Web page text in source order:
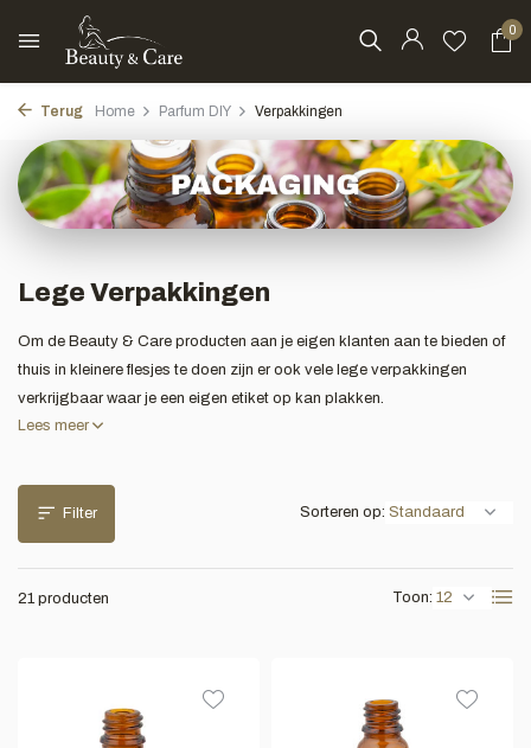
0
Terug Home Parfum DIY Verpakkingen
Lege Verpakkingen
Om de Beauty & Care producten aan je eigen klanten aan te bieden of
thuis in kleinere flesjes te doen zijn er ook vele lege verpakkingen
verkrijgbaar waar je een eigen etiket op kan plakken.
Lees meer
Filter
21 producten Toon:
Sorteren op: